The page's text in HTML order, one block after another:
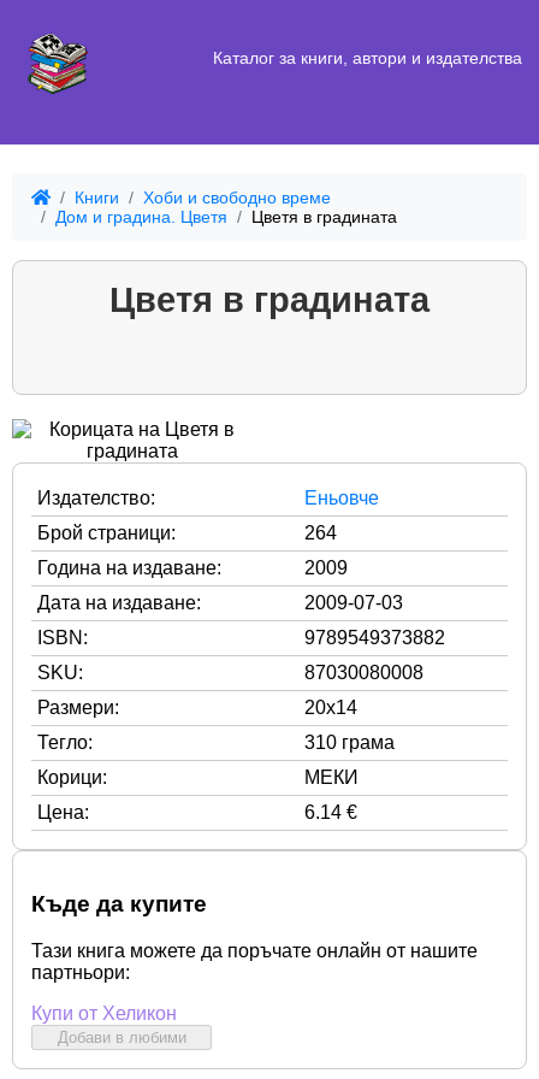
Каталог за книги, автори и издателства
Книги
Хоби и свободно време
Дом и градина. Цветя
Цветя в градината
Цветя в градината
Издателство:
Еньовче
Брой страници:
264
Година на издаване:
2009
Дата на издаване:
2009-07-03
ISBN:
9789549373882
SKU:
87030080008
Размери:
20x14
Тегло:
310 грама
Корици:
МЕКИ
Цена:
6.14 €
Къде да купите
Тази книга можете да поръчате онлайн от нашите
партньори:
Купи от Хеликон
Добави в любими